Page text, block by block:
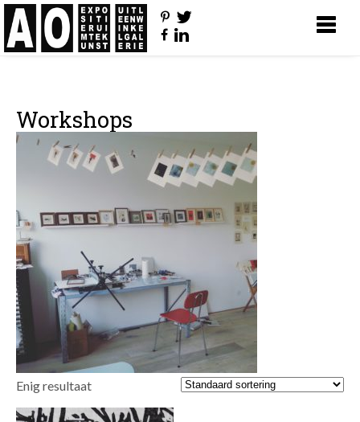
Workshops
Enig resultaat